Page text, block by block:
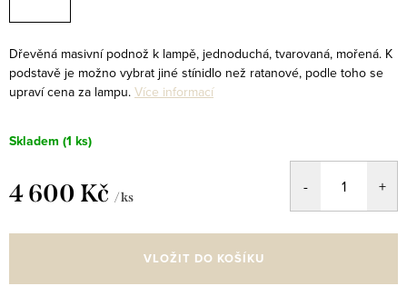
Dřevěná masivní podnož k lampě, jednoduchá, tvarovaná, mořená. K
podstavě je možno vybrat jiné stínidlo než ratanové, podle toho se
upraví cena za lampu. Více informací
Skladem (1 ks)
4 600 Kč / ks
cena:
VLOŽIT DO KOŠÍKU